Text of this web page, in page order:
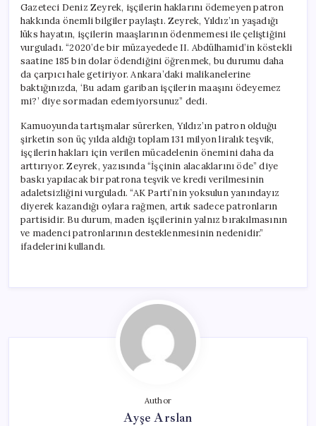
Gazeteci Deniz Zeyrek, işçilerin haklarını ödemeyen patron
hakkında önemli bilgiler paylaştı. Zeyrek, Yıldız’ın yaşadığı
lüks hayatın, işçilerin maaşlarının ödenmemesi ile çeliştiğini
vurguladı. “2020’de bir müzayedede II. Abdülhamid’in köstekli
saatine 185 bin dolar ödendiğini öğrenmek, bu durumu daha
da çarpıcı hale getiriyor. Ankara’daki malikanelerine
baktığınızda, ‘Bu adam gariban işçilerin maaşını ödeyemez
mi?’ diye sormadan edemiyorsunuz” dedi.
Kamuoyunda tartışmalar sürerken, Yıldız’ın patron olduğu
şirketin son üç yılda aldığı toplam 131 milyon liralık teşvik,
işçilerin hakları için verilen mücadelenin önemini daha da
arttırıyor. Zeyrek, yazısında “İşçinin alacaklarını öde” diye
baskı yapılacak bir patrona teşvik ve kredi verilmesinin
adaletsizliğini vurguladı. “AK Parti’nin yoksulun yanındayız
diyerek kazandığı oylara rağmen, artık sadece patronların
partisidir. Bu durum, maden işçilerinin yalnız bırakılmasının
ve madenci patronlarının desteklenmesinin nedenidir.”
ifadelerini kullandı.
Author
Ayşe Arslan